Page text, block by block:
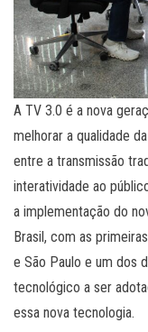
A TV 3.0 é a nova
melhorar a qualidade
entre a transmissão
interatividade ao
a implementação do
Brasil, com as
e São Paulo e um dos
tecnológico a ser
essa nova tecnologia.